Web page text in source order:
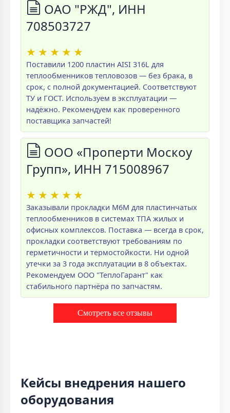
ОАО "РЖД", ИНН
708503727
★ ★ ★ ★ ★
Поставили 1200 пластин AISI 316L для
теплообменников тепловозов — без брака, в
срок, с полной документацией. Соответствуют
ТУ и ГОСТ. Используем в эксплуатации —
надёжно. Рекомендуем как проверенного
поставщика запчастей!
ООО «Проперти Москоу
Групп», ИНН 715008967
★ ★ ★ ★ ★
Заказывали прокладки M6M для пластинчатых
теплообменников в системах ТПА жилых и
офисных комплексов. Поставка — всегда в срок,
прокладки соответствуют требованиям по
герметичности и термостойкости. Ни одной
утечки за 3 года эксплуатации в 8 объектах.
Рекомендуем ООО "ТеплоГарант" как
стабильного партнёра по запчастям.
Смотреть все отзывы
Кейсы внедрения нашего
оборудования